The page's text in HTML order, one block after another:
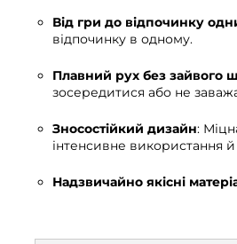
Від гри до відпочинку
відпочинку в одному.
Плавний рух без зайвого
зосередитися або не
Зносостійкий дизайн:
інтенсивне використання
Надзвичайно якісні